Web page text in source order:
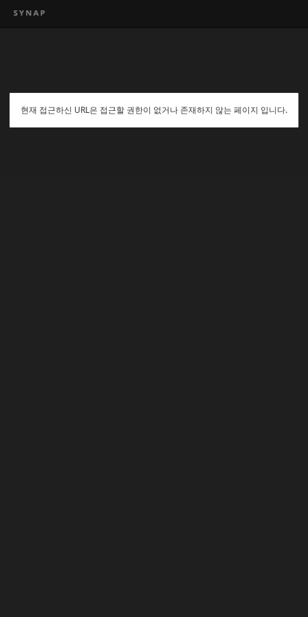
현재 접근하신 URL은 접근할 권한이 없거나 존재하지 않는 페이지 입니다.